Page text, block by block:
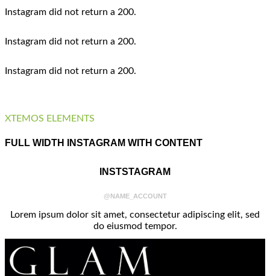
Instagram did not return a 200.
Instagram did not return a 200.
Instagram did not return a 200.
XTEMOS ELEMENTS
FULL WIDTH INSTAGRAM WITH CONTENT
INSTSTAGRAM
@NAME_ACCOUNT
Lorem ipsum dolor sit amet, consectetur adipiscing elit, sed
do eiusmod tempor.
Instagram did not return a 200.